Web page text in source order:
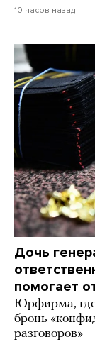
10 часов назад
Дочь
помогает
Юрфирма, где
бронь
разговоров»